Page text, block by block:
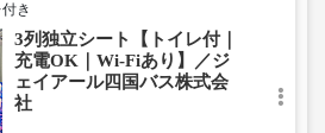
付き
3列独立シート【トイレ付｜
充電OK｜Wi-Fiあり】／ジ
ェイアール四国バス株式会
社